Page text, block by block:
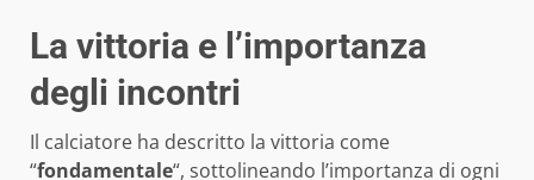
La vittoria e l’importanza
degli incontri
Il calciatore ha descritto la vittoria come
“fondamentale“, sottolineando l’importanza di ogni